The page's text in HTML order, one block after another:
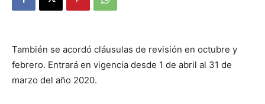
También se acordó cláusulas de revisión en octubre y
febrero. Entrará en vigencia desde 1 de abril al 31 de
marzo del año 2020.